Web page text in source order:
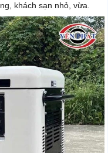
khách sạn nhỏ, vừa.